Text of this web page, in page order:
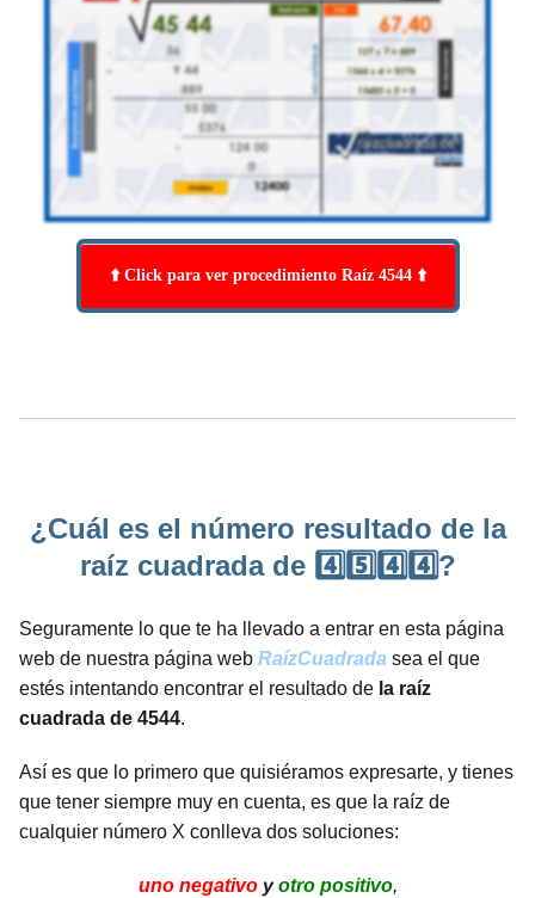
⬆️ Click para ver procedimiento Raíz 4544 ⬆️
¿Cuál es el número resultado de la
raíz cuadrada de 4️⃣5️⃣4️⃣4️⃣?
Seguramente lo que te ha llevado a entrar en esta página
web de nuestra página web RaízCuadrada sea el que
estés intentando encontrar el resultado de la raíz
cuadrada de 4544.
Así es que lo primero que quisiéramos expresarte, y tienes
que tener siempre muy en cuenta, es que la raíz de
cualquier número X conlleva dos soluciones:
uno negativoyotro positivo,